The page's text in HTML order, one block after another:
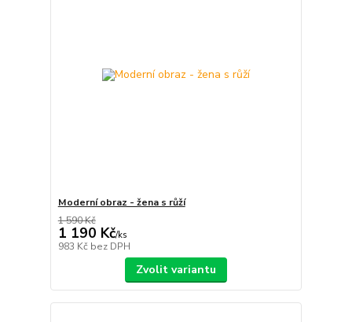
Moderní obraz - žena s růží
1 590 Kč
1 190 Kč/ks
983 Kč bez DPH
Zvolit variantu